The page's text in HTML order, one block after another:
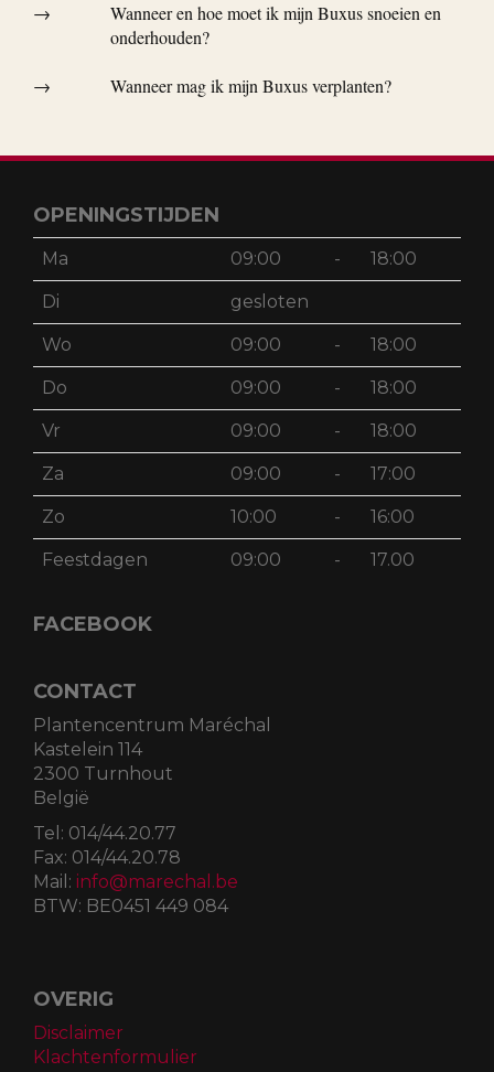
→
Wanneer en hoe moet ik mijn Buxus snoeien en
onderhouden?
→ Wanneer mag ik mijn Buxus verplanten?
OPENINGSTIJDEN
Ma 09:00 - 18:00
Di gesloten
Wo 09:00 - 18:00
Do 09:00 - 18:00
Vr 09:00 - 18:00
Za 09:00 - 17:00
Zo 10:00 - 16:00
Feestdagen 09:00 - 17.00
FACEBOOK
CONTACT
Plantencentrum Maréchal
Kastelein 114
2300 Turnhout
België
Tel: 014/44.20.77
Fax: 014/44.20.78
Mail: info@marechal.be
BTW: BE0451 449 084
OVERIG
Disclaimer
Klachtenformulier